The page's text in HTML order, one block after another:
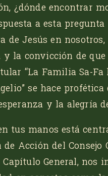
¿dónde encontrar
a esta
de Jesús en
y la convicción de
“La Familia Sa-
se hace profética
y la alegría
tus manos está
Acción del Consejo
General, nos